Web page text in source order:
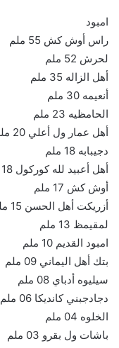
امبود
راس أوش كش 55 ملم
لحرش 52 ملم
أهل الزاله 35 ملم
أنعيمه 30 ملم
الحامظيه 23 ملم
أهل عمار ول أعلي 20 ملم
دجيبابه 18 ملم
أهل أعبيد لله كوركول 18 ملم
أوش كش 17 ملم
أزريكت أهل الحسن 15 ملم
لمقيمظ 13 ملم
امبود القديم 10 ملم
بتك أهل اليماني 09 ملم
سيليوه أدباي 08 ملم
دجادجبني كانديكا 06 ملم
الخلوه 04 ملم
باشات ول بقرو 03 ملم